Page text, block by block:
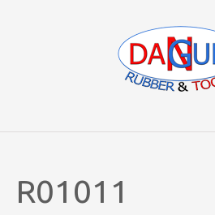
R01011